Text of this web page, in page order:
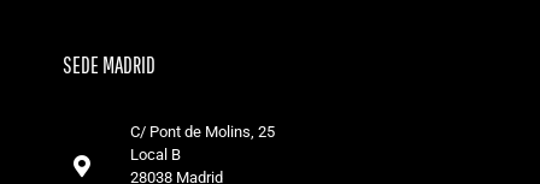
SEDE MADRID
C/ Pont de Molins, 25
Local B
28038 Madrid